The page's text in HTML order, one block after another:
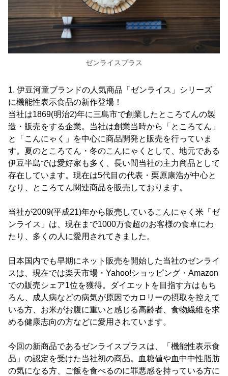
ゼンライスプラス
1. 伊豆河童ブランドの人気商品「ゼンライス」シリーズ
に機能性表示食品の新作登場！
当社は1869(明治2)年に三島市で創業したところてんの製
造・販売をする企業。当社は創業当時から「ところてん」
と「こんにゃく」を中心に商品開発と販売を行っていま
す。夏のところてん・冬のこんにゃくとして、地元である
伊豆半島では愛好家も多く、長い間当社の主力商品として
存在しています。現在は5代目の代表・栗原康浩が中心と
なり、ところてん関連商品を販売しております。
当社が2009(平成21)年から販売しているこんにゃく米「ゼ
ンライス」は、現在まで1000万食超のお客様の食卓にわ
たり、多くの人に愛用されてきました。
日本国内でも早期にネット販売を開始した当社のゼンライ
スは、現在では楽天市場・Yahoo!ショッピング・Amazon
での販売シェア1位を獲得。ダイエットを目指す方はもち
ろん、成人病などの病気が原因でカロリーの摂取を控えて
いる方、お米がお腹に重いと感じる高齢者、食物繊維を求
める健康志向の方などに愛用されています。
今回の新商品であるゼンライスプラスは、「機能性表示食
品」の認定を受けた当社初の商品。血糖値や血中中性脂肪
の気になる方、ご飯を食べるのに罪悪感を持っている方に